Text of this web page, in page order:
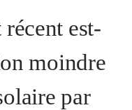
est-
moindre
par